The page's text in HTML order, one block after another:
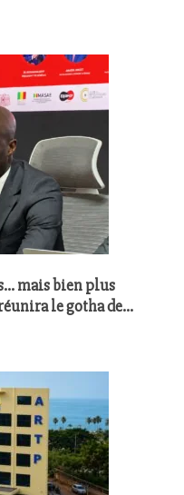
mais bien plus
le gotha de
à Dakar